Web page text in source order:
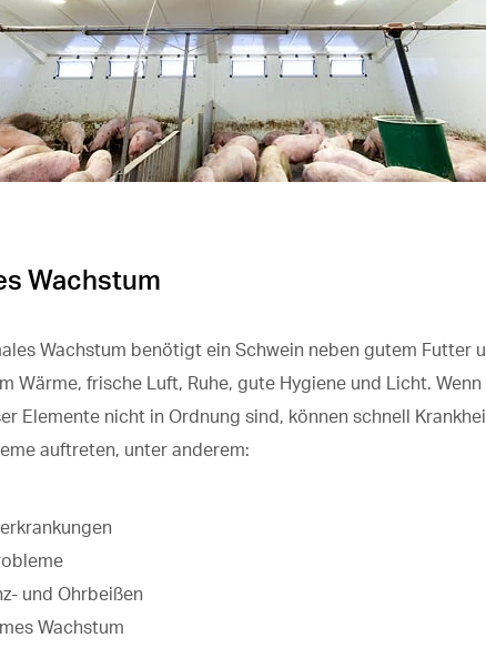
Wachstum
Wachstum benötigt ein Schwein neben gutem Futter
Wärme, frische Luft, Ruhe, gute Hygiene und Licht.
Elemente nicht in Ordnung sind, können schnell
auftreten, unter anderem:
und Ohrbeißen
Wachstum